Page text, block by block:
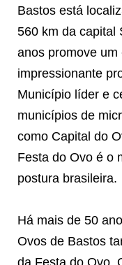
Bastos está
560 km da capital
anos promove
impressionante
Município líder e
municípios de
como Capital do
Festa do Ovo é o
postura brasileira.
Há mais de 50
Ovos de Bastos
da Festa do Ovo.